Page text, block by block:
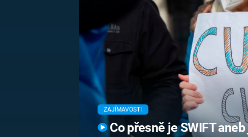
PRVNÍ SVĚTOVÁ
MARIE TEREZIE
NAPOLEON
BONAPARTE
BRITSKÁ
KRÁLOVSKÁ
RODINA
ZAJÍMAVOSTI
Co přesně je SWIFT